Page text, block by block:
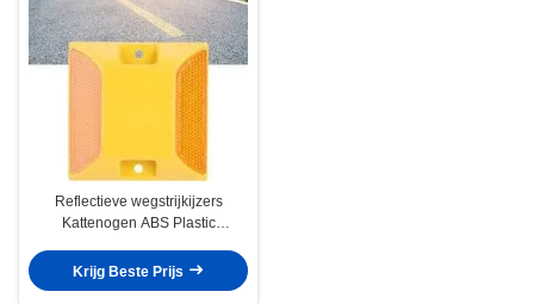
Reflectieve wegstrijkijzers
Kattenogen ABS Plastic
Krijg Beste Prijs